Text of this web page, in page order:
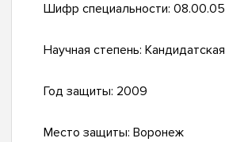
Шифр специальности: 08.00.05
Научная степень: Кандидатская
Год защиты: 2009
Место защиты: Воронеж